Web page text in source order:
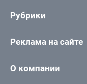
Рубрики
Реклама на сайте
О компании